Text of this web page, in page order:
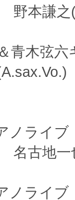
野本謙
青木弦六
ノライブ
名古地
ノライブ